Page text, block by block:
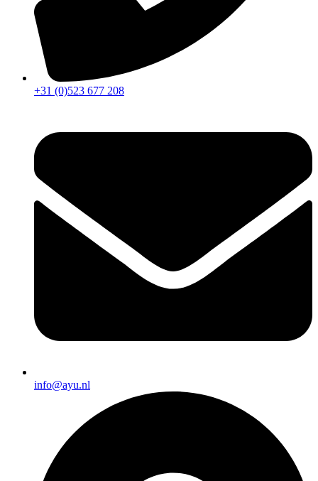
+31 (0)523 677 208
info@ayu.nl